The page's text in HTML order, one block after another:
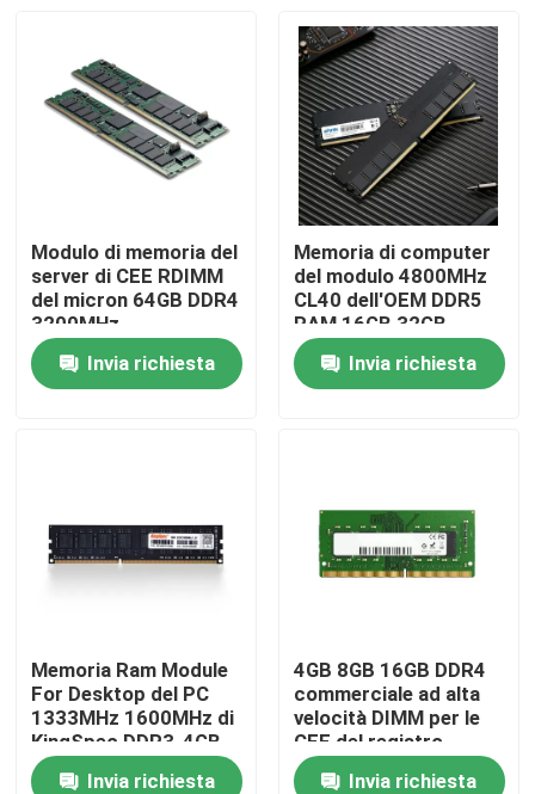
Casa
Prodotti
Video
Giro della fabbrica
Contattici
Richieda una citazione
Modulo di memoria del
server di CEE RDIMM
del micron 64GB DDR4
3200MHz
Invia richiesta
Memoria di computer
del modulo 4800MHz
CL40 dell'OEM DDR5
RAM 16GB 32GB
UDIMM DRAM di BIWIN
per il desktop pc PC5-
38400
Invia richiesta
Memoria Ram Module
For Desktop del PC
1333MHz 1600MHz di
KingSpec DDR3-4GB
Invia richiesta
4GB 8GB 16GB DDR4
commerciale ad alta
velocità DIMM per le
CEE del registro
Invia richiesta